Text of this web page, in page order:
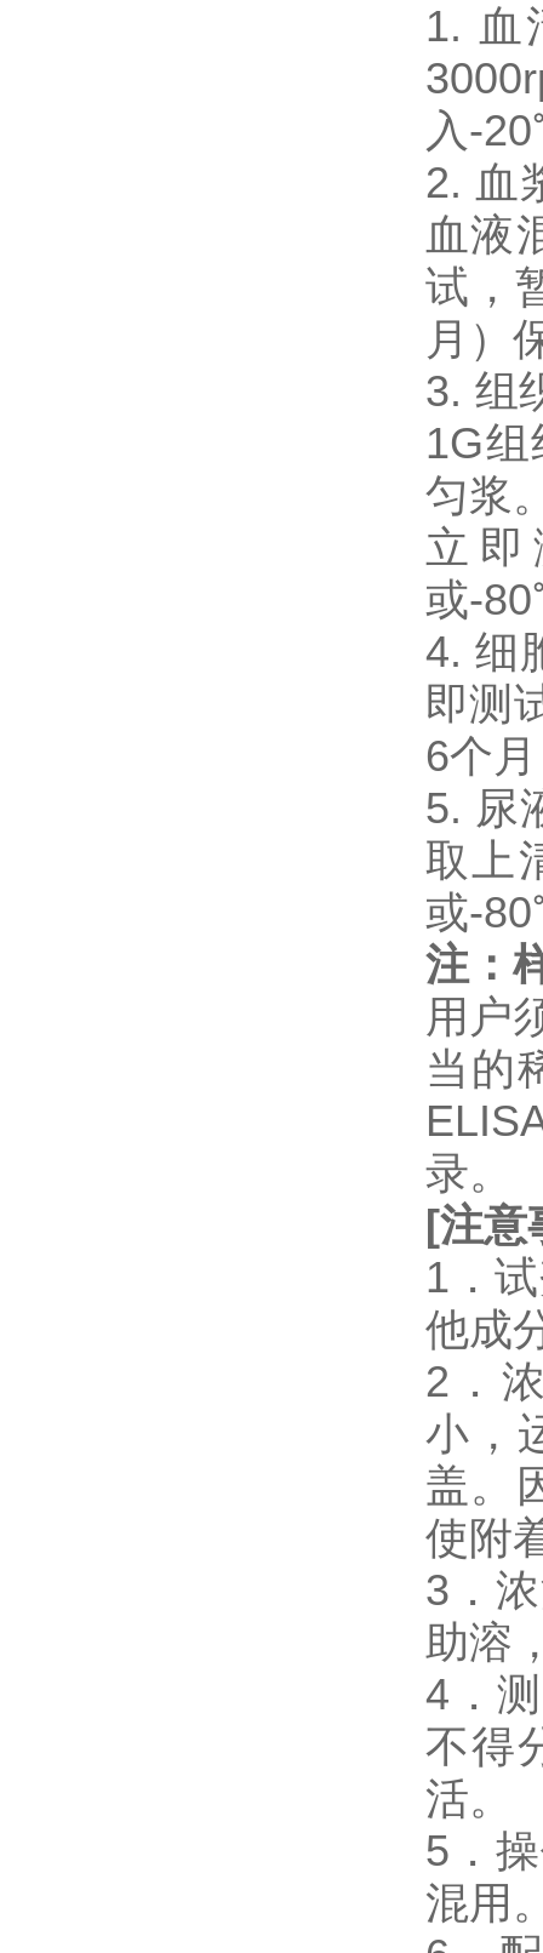
1. 血
入-
2. 血
血液
试，
月）
3. 组
1G
匀浆
立
或-
4. 细
即测
6个
5. 尿
取上
或-
注：
用户
当的
录。
[注意
1．
他成
2．
小，
盖。
使附
3．
助溶
4．
不得
活。
5．
混用